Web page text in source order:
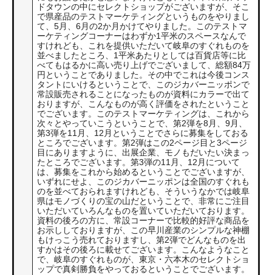
ドタウンの中にセレクトショップがございますが、そこ
で県産品のテストマーケティングというものをやりまし
て、5月、6月の2か月かけてやりました。このテストマ
ーケティングコーナーはわずか1平米のスペースなんで
すけれども、これを提供いただいて岐阜のすぐれものを
並べましたところ、1平米あたりとしては百貨店等に比
べてもはるかに高い売り上げでございまして、総額84万
円ということでありました。その中でこれは今後コンス
タントにいけるということで、このジカバーニッポンで
常設販売されることになったものが資料にカラーで出て
おりますが、こんなものが高く評価をされたということ
でございます。このテストマーケティングは、これから
次々とやっていこうということで、第2弾を8月、9月、
第3弾を11月、12月ということでさらに募集をしておる
ところでございます。第2弾はこの2ページ目と3ページ
目にありますように、出展企業、モノもだいたい決まっ
たところでございます。第3弾の11月、12月について
は、募集をこれから始めるということでございますが、
いずれにせよ、このジカバーニッポンは全国のすぐれも
のを並べておられますけれども、そういうなかでは岐阜
県はモノづくりの宝の山だということで、非常にご注目
いただいていろんなものを置いていただいております。
資料の後ろの方に、常設コーナーで比較的好評な商品を
お示ししておりますが、この早川産業のシンプルな神棚
もけっこう売れておりますし、第2弾でどんなものを出
すかはその後ろに載せてございます。こんなようなこと
で、岐阜のすぐれものが、東京・六本木のセレクトショ
ップで真剣勝負をやっておるということでございます。